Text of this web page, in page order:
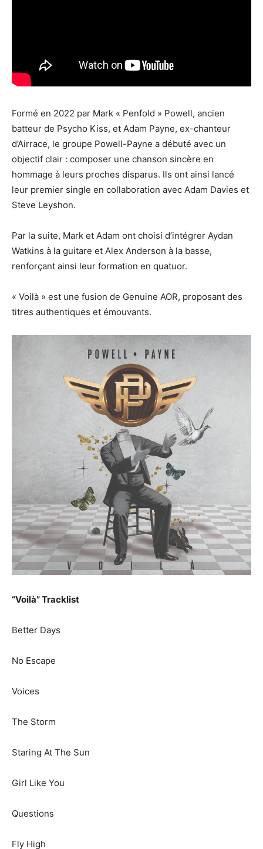
Formé en 2022 par Mark « Penfold » Powell, ancien
batteur de Psycho Kiss, et Adam Payne, ex-chanteur
d’Airrace, le groupe Powell-Payne a débuté avec un
objectif clair : composer une chanson sincère en
hommage à leurs proches disparus. Ils ont ainsi lancé
leur premier single en collaboration avec Adam Davies et
Steve Leyshon.
Par la suite, Mark et Adam ont choisi d’intégrer Aydan
Watkins à la guitare et Alex Anderson à la basse,
renforçant ainsi leur formation en quatuor.
« Voilà » est une fusion de Genuine AOR, proposant des
titres authentiques et émouvants.
“Voilà” Tracklist
Better Days
No Escape
Voices
The Storm
Staring At The Sun
Girl Like You
Questions
Fly High